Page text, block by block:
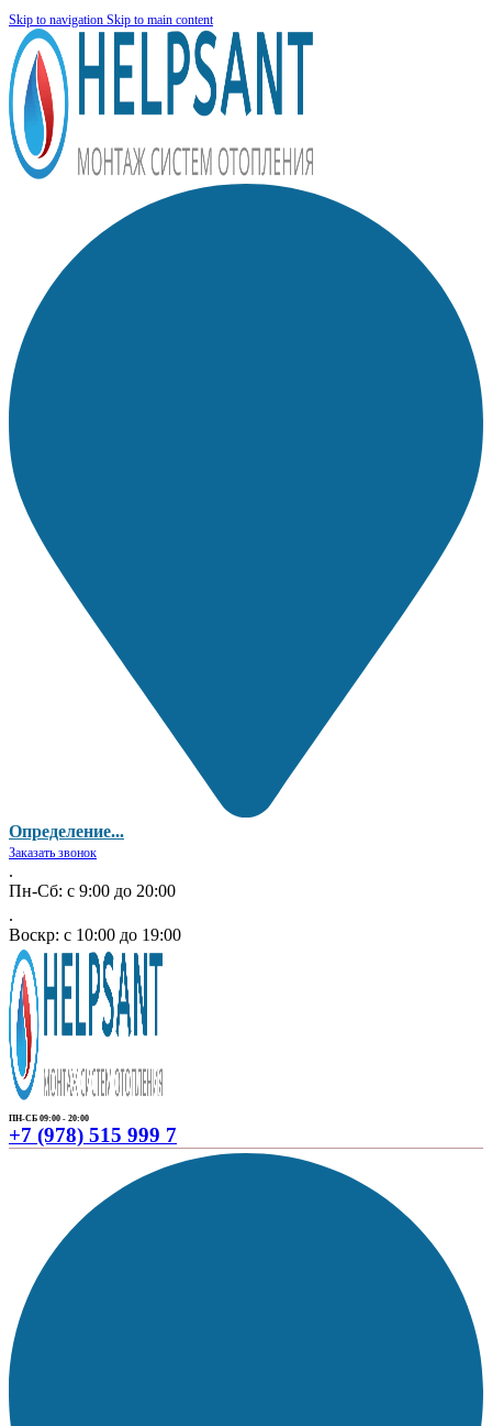
Skip to navigation Skip to main content
Определение...
Заказать звонок
.
Пн-Сб: с 9:00 до 20:00
.
Воскр: с 10:00 до 19:00
ПН-СБ 09:00 - 20:00
+7 (978) 515 999 7